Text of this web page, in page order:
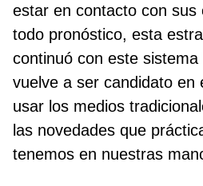
estar en contacto con sus
todo pronóstico, esta
continuó con este
vuelve a ser candidato en
usar los medios
las novedades que
tenemos en nuestras